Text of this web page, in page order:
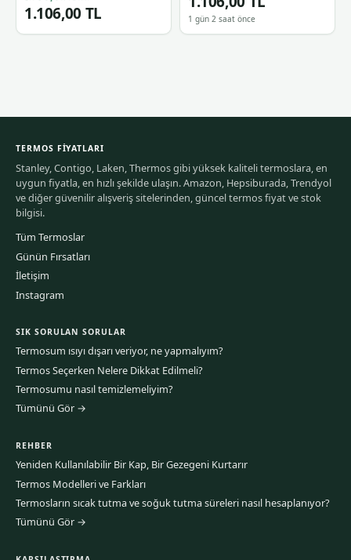
1.106,00 TL 1 gün 2 saat önce
TERMOS FIYATLARI
Stanley, Contigo, Laken, Thermos gibi yüksek kaliteli termoslara, en
uygun fiyatla, en hızlı şekilde ulaşın. Amazon, Hepsiburada, Trendyol
ve diğer güvenilir alışveriş sitelerinden, güncel termos fiyat ve stok
bilgisi.
Tüm Termoslar
Günün Fırsatları
İletişim
Instagram
SIK SORULAN SORULAR
Termosum ısıyı dışarı veriyor, ne yapmalıyım?
Termos Seçerken Nelere Dikkat Edilmeli?
Termosumu nasıl temizlemeliyim?
Tümünü Gör →
REHBER
Yeniden Kullanılabilir Bir Kap, Bir Gezegeni Kurtarır
Termos Modelleri ve Farkları
Termosların sıcak tutma ve soğuk tutma süreleri nasıl hesaplanıyor?
Tümünü Gör →